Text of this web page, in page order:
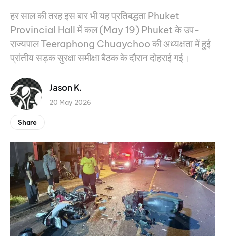
हर साल की तरह इस बार भी यह प्रतिबद्धता Phuket
Provincial Hall में कल (May 19) Phuket के उप-
राज्यपाल Teeraphong Chuaychoo की अध्यक्षता में हुई
प्रांतीय सड़क सुरक्षा समीक्षा बैठक के दौरान दोहराई गई।
Jason K.
20 May 2026
Share